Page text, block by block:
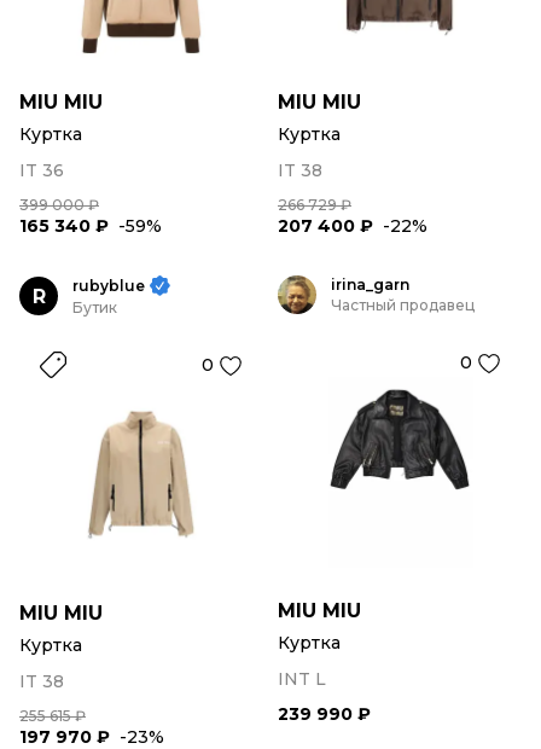
MIU MIU
Куртка
IT 36
399 000 ₽
165 340 ₽ -59%
MIU MIU
Куртка
IT 38
266 729 ₽
207 400 ₽ -22%
R
rubyblue
Бутик
0
MIU MIU
Куртка
IT 38
255 615 ₽
197 970 ₽ -23%
irina_garn
Частный продавец
0
MIU MIU
Куртка
INT L
239 990 ₽